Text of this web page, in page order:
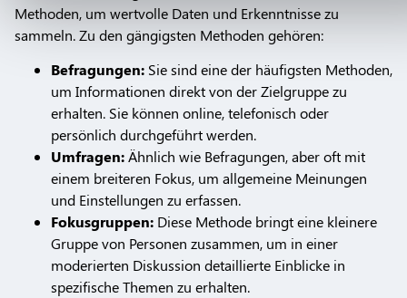
Methoden, um wertvolle Daten und Erkenntnisse zu
sammeln. Zu den gängigsten Methoden gehören:
Befragungen: Sie sind eine der häufigsten Methoden,
um Informationen direkt von der Zielgruppe zu
erhalten. Sie können online, telefonisch oder
persönlich durchgeführt werden.
Umfragen:Ähnlich wie Befragungen, aber oft mit
einem breiteren Fokus, um allgemeine Meinungen
und Einstellungen zu erfassen.
Fokusgruppen: Diese Methode bringt eine kleinere
Gruppe von Personen zusammen, um in einer
moderierten Diskussion detaillierte Einblicke in
spezifische Themen zu erhalten.